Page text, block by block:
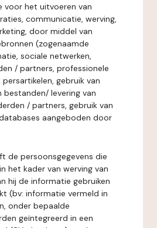
voor het uitvoeren van
communicatie, werving,
door middel van
(zogenaamde
sociale netwerken,
/ partners, professionele
gebruik van
bestanden/ levering van
/ partners, gebruik van
aangeboden door
de persoonsgegevens die
het kader van werving van
hij de informatie gebruiken
(bv: informatie vermeld in
onder bepaalde
geïntegreerd in een